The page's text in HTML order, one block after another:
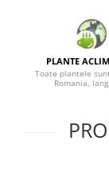
PLANTE
Toate plantele
Romania,